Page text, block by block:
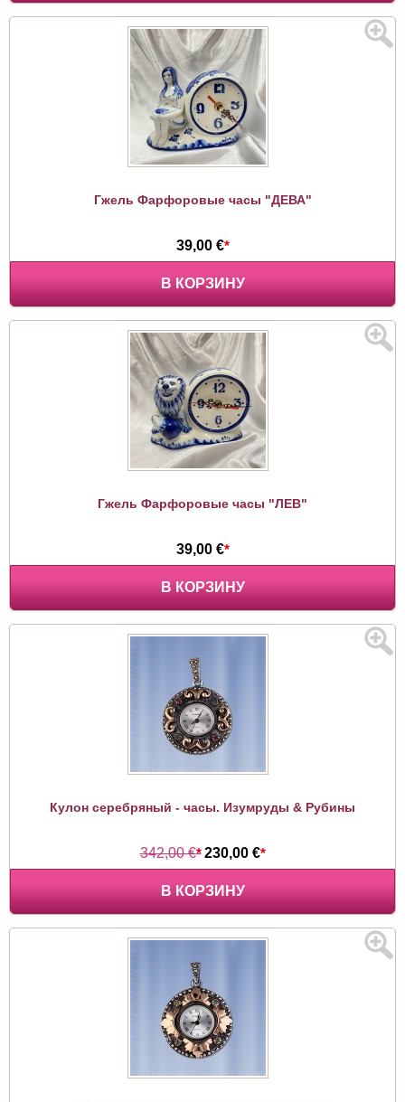
Гжель Фарфоровые часы "ДЕВА"
39,00 €*
В КОРЗИНУ
Гжель Фарфоровые часы "ЛЕВ"
39,00 €*
В КОРЗИНУ
Кулон серебряный - часы. Изумруды & Рубины
342,00 €* 230,00 €*
В КОРЗИНУ